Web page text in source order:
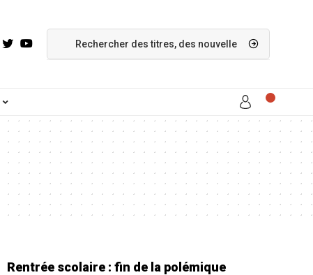
Rentrée scolaire : fin de la polémique